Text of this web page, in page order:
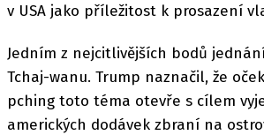
v USA jako příležitost k prosazení
Jedním z nejcitlivějších bodů
Tchaj-wanu. Trump naznačil, že
pching toto téma otevře s cílem
amerických dodávek zbraní na